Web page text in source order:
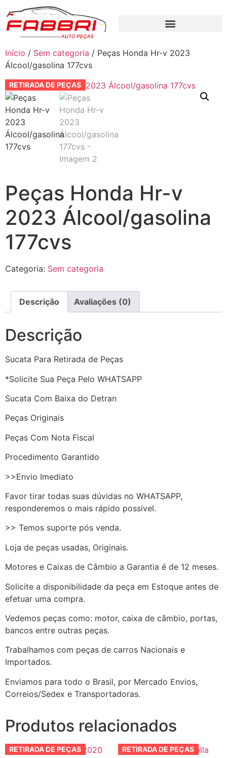
Início / Sem categoria / Peças Honda Hr-v 2023
Álcool/gasolina 177cvs
RETIRADA DE PEÇAS
Peças Honda Hr-v
2023 Álcool/gasolina
177cvs
Categoria: Sem categoria
Descrição Avaliações (0)
Descrição
Sucata Para Retirada de Peças
*Solicite Sua Peça Pelo WHATSAPP
Sucata Com Baixa do Detran
Peças Originais
Peças Com Nota Fiscal
Procedimento Garantido
>>Envio Imediato
Favor tirar todas suas dúvidas no WHATSAPP,
responderemos o mais rápido possível.
>> Temos suporte pós venda.
Loja de peças usadas, Originais.
Motores e Caixas de Câmbio a Garantia é de 12 meses.
Solicite a disponibilidade da peça em Estoque antes de
efetuar uma compra.
Vedemos peças como: motor, caixa de câmbio, portas,
bancos entre outras peças.
Trabalhamos com peças de carros Nacionais e
Importados.
Enviamos para todo o Brasil, por Mercado Envios,
Correios/Sedex e Transportadoras.
Produtos relacionados
RETIRADA DE PEÇAS RETIRADA DE PEÇAS